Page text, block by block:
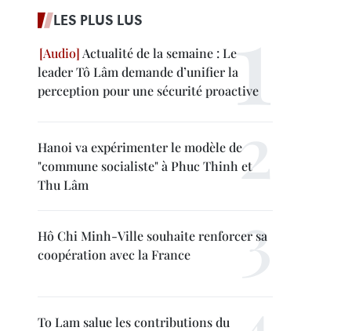
LES PLUS LUS
Actualité de la semaine : Le
leader Tô Lâm demande d’unifier la
perception pour une sécurité proactive
Hanoi va expérimenter le modèle de
"commune socialiste" à Phuc Thinh et
Thu Lâm
Hô Chi Minh-Ville souhaite renforcer sa
coopération avec la France
To Lam salue les contributions du